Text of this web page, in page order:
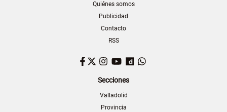
Quiénes somos
Publicidad
Contacto
RSS
Facebook
TwitterInstagram
YouTubeDailymotion
Secciones
Valladolid
Provincia